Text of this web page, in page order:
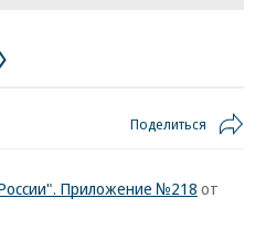
Поделиться
Приложение №218от